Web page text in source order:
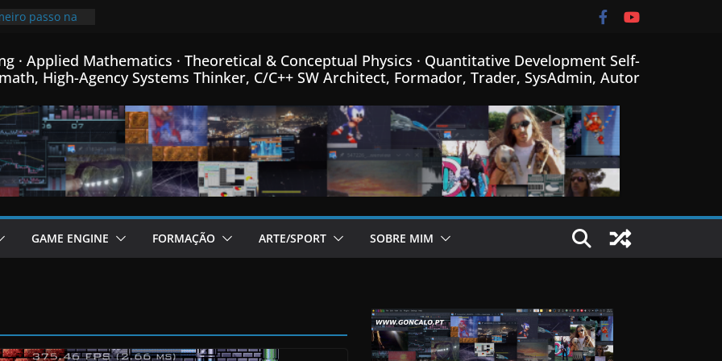
passo na
que o
de
Formato
fontes Bitmap,
e menus
de Fractais
Engine em
· Applied Mathematics · Theoretical & Conceptual Physics · Quantitative Development Self-
High-Agency Systems Thinker, C/C++ SW Architect, Formador, Trader, SysAdmin, Autor
GAME ENGINE FORMAÇÃO ARTE/SPORT SOBRE MIM